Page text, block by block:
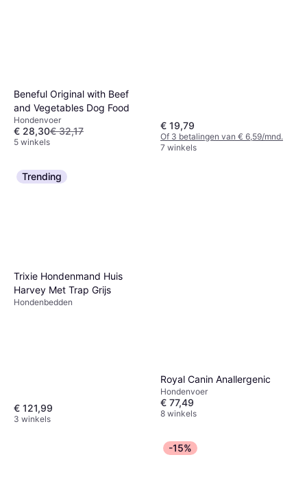
Beneful Original with Beef
and Vegetables Dog Food
Hondenvoer
€ 28,30€ 32,17
5 winkels
€ 19,79
Of 3 betalingen van € 6,59/mnd.
7 winkels
Trending
Trixie Hondenmand Huis
Harvey Met Trap Grijs
Hondenbedden
€ 121,99
3 winkels
Royal Canin Anallergenic
Hondenvoer
€ 77,49
8 winkels
-15%